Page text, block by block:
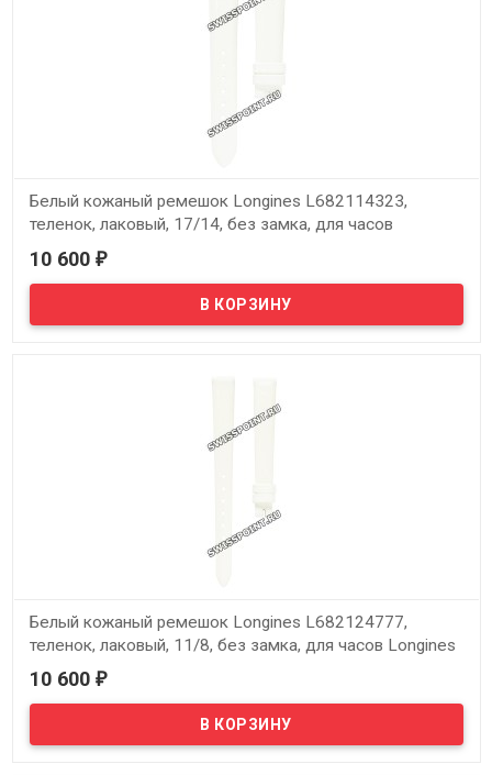
Белый кожаный ремешок Longines L682114323,
теленок, лаковый, 17/14, без замка, для часов
Longines DolceVita Classic L5.502.0, L5.502.4
Оригинальный белый кожаный ремешок Longines L682114323,
10 600 ₽
Белый кожаный ремешок Longines L682124777,
теленок, лаковый, 11/8, без замка, для часов Longines
175 Diamonds, Longines L990 Heritage L2.221.7.83.2
Оригинальный белый кожаный ремешок Longines L682124777,
10 600 ₽